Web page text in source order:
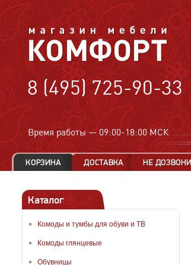
8 (495) 725-90-33
Время работы — 09:00-18:00 МСК
Каталог
Комоды и тумбы для обуви и ТВ
Комоды глянцевые
Обувницы